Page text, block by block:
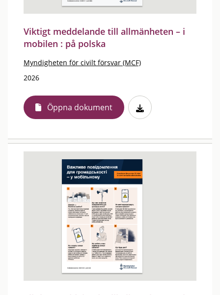
Viktigt meddelande till allmänheten – i
mobilen : på polska
Myndigheten för civilt försvar (MCF)
2026
Öppna dokument